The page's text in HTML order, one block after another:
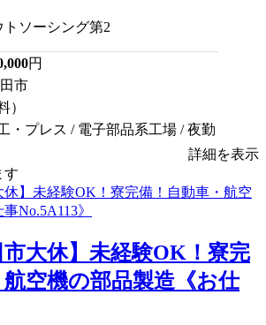
ソーシング第2
円
市
）
・プレス / 電子部品系工場 / 夜勤
詳細を表示
す
市大休】未経験OK！寮完
空機の部品製造《お仕